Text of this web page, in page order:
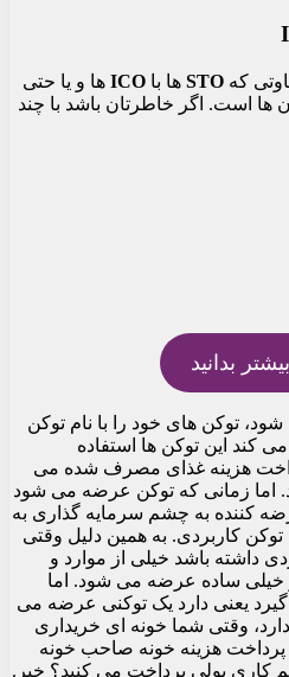
که STO ها با ICO ها و یا حتی
ها است. اگر خاطرتان باشد با چند
بدانید
توکن های خود را با نام توکن
کند این توکن ها استفاده
هزینه غذای مصرف شده می
اما زمانی که توکن عرضه می شود
کننده به چشم سرمایه گذاری به
کاربردی. به همین دلیل وقتی
داشته باشد خیلی از موارد و
خیلی ساده عرضه می شود. اما
یعنی دارد یک توکنی عرضه می
وقتی شما خونه ای خریداری
پرداخت هزینه خونه صاحب خونه
کاری پولی پرداخت می کنید؟ خیر.